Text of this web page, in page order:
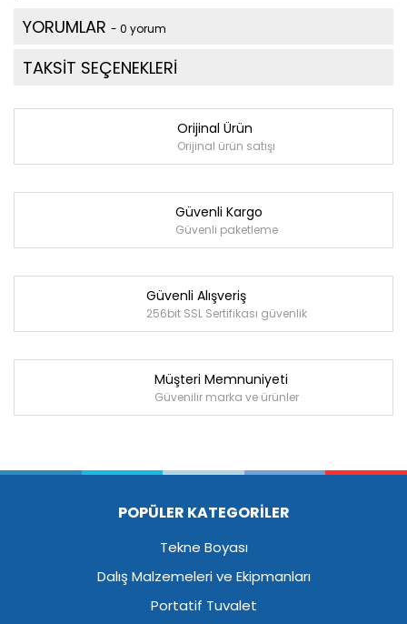
YORUMLAR - 0 yorum
TAKSİT SEÇENEKLERİ
Orijinal Ürün
Orijinal ürün satışı
Güvenli Kargo
Güvenli paketleme
Güvenli Alışveriş
256bit SSL Sertifikası güvenlik
Müşteri Memnuniyeti
Güvenilir marka ve ürünler
POPÜLER KATEGORİLER
Tekne Boyası
Dalış Malzemeleri ve Ekipmanları
Portatif Tuvalet